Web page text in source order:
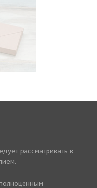
рассматривать в